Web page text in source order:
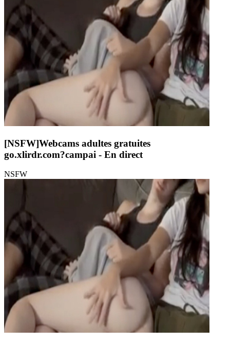
[NSFW]Webcams adultes gratuites
go.xlirdr.com?campai - En direct
NSFW